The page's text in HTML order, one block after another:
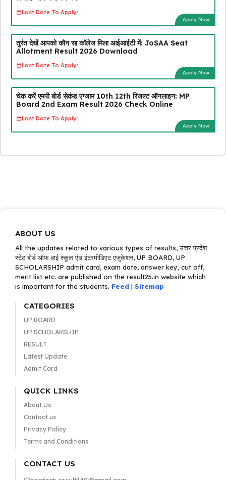
Last Date To Apply:
Apply Now
तुरंत देखें आपको कौन सा कॉलेज मिला आईआईटी में: JoSAA Seat
Allotment Result 2026 Download
Last Date To Apply:
Apply Now
चेक करें एमपी बोर्ड सेकंड एग्जाम 10th 12th रिजल्ट ऑनलाइन: MP
Board 2nd Exam Result 2026 Check Online
Last Date To Apply:
Apply Now
ABOUT US
All the updates related to various types of results, उत्तर प्रदेश
स्टेट बोर्ड ऑफ हाई स्कूल एंड इंटरमीडिएट एजुकेशन, UP BOARD, UP
SCHOLARSHIP admit card, exam date, answer key, cut off,
merit list etc. are published on the result25.in website which
is important for the students. Feed | Sitemap
CATEGORIES
UP BOARD
UP SCHOLARSHIP
RESULT
Latest Update
Admit Card
QUICK LINKS
About Us
Contact us
Privacy Policy
Terms and Conditions
CONTACT US